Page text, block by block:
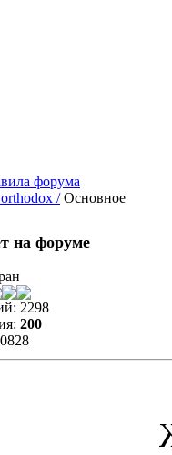
/ Основное
2298
200